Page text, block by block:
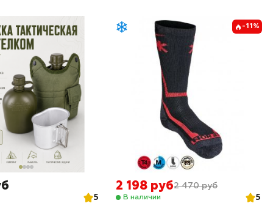
5
-11%
2 198 руб2 470 руб
В наличии
5